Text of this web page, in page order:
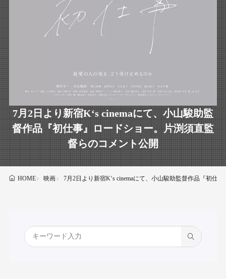
7月2日より新宿K‘s cinemaにて、小山駿助監
督作品『初仕事』ロードショー。片渕須直監
督らのコメント公開
HOME 映画 7月2日より新宿K‘s cinemaにて、小山駿助監督作品『初仕